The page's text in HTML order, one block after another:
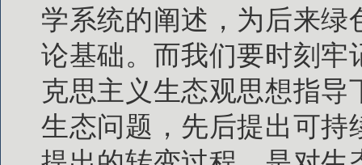
学系统的阐述，为后来
论基础。而我们要时刻牢
克思主义生态观思想指
生态问题，先后提出可持